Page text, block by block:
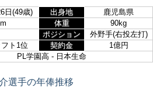
日(49歳) 出身地
鹿児島県
体重
90kg
ポジション
外野手(右投左打)
ト1位 契約金
1億円
PL学園高 - 日本生命
選手の年俸推移